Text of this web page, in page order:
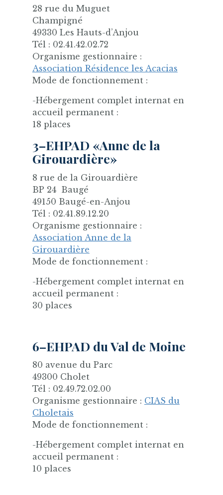
28 rue du Muguet
Champigné
49330 Les Hauts-d’Anjou
Tél : 02.41.42.02.72
Organisme gestionnaire :
Association Résidence les Acacias
Mode de fonctionnement :
-Hébergement complet internat en
accueil permanent :
18 places
3–EHPAD «Anne de la
Girouardière»
8 rue de la Girouardière
BP 24 Baugé
49150 Baugé-en-Anjou
Tél : 02.41.89.12.20
Organisme gestionnaire :
Association Anne de la
Girouardière
Mode de fonctionnement :
-Hébergement complet internat en
accueil permanent :
30 places
6–EHPAD du Val de Moine
80 avenue du Parc
49300 Cholet
Tél : 02.49.72.02.00
Organisme gestionnaire : CIAS du
Choletais
Mode de fonctionnement :
-Hébergement complet internat en
accueil permanent :
10 places